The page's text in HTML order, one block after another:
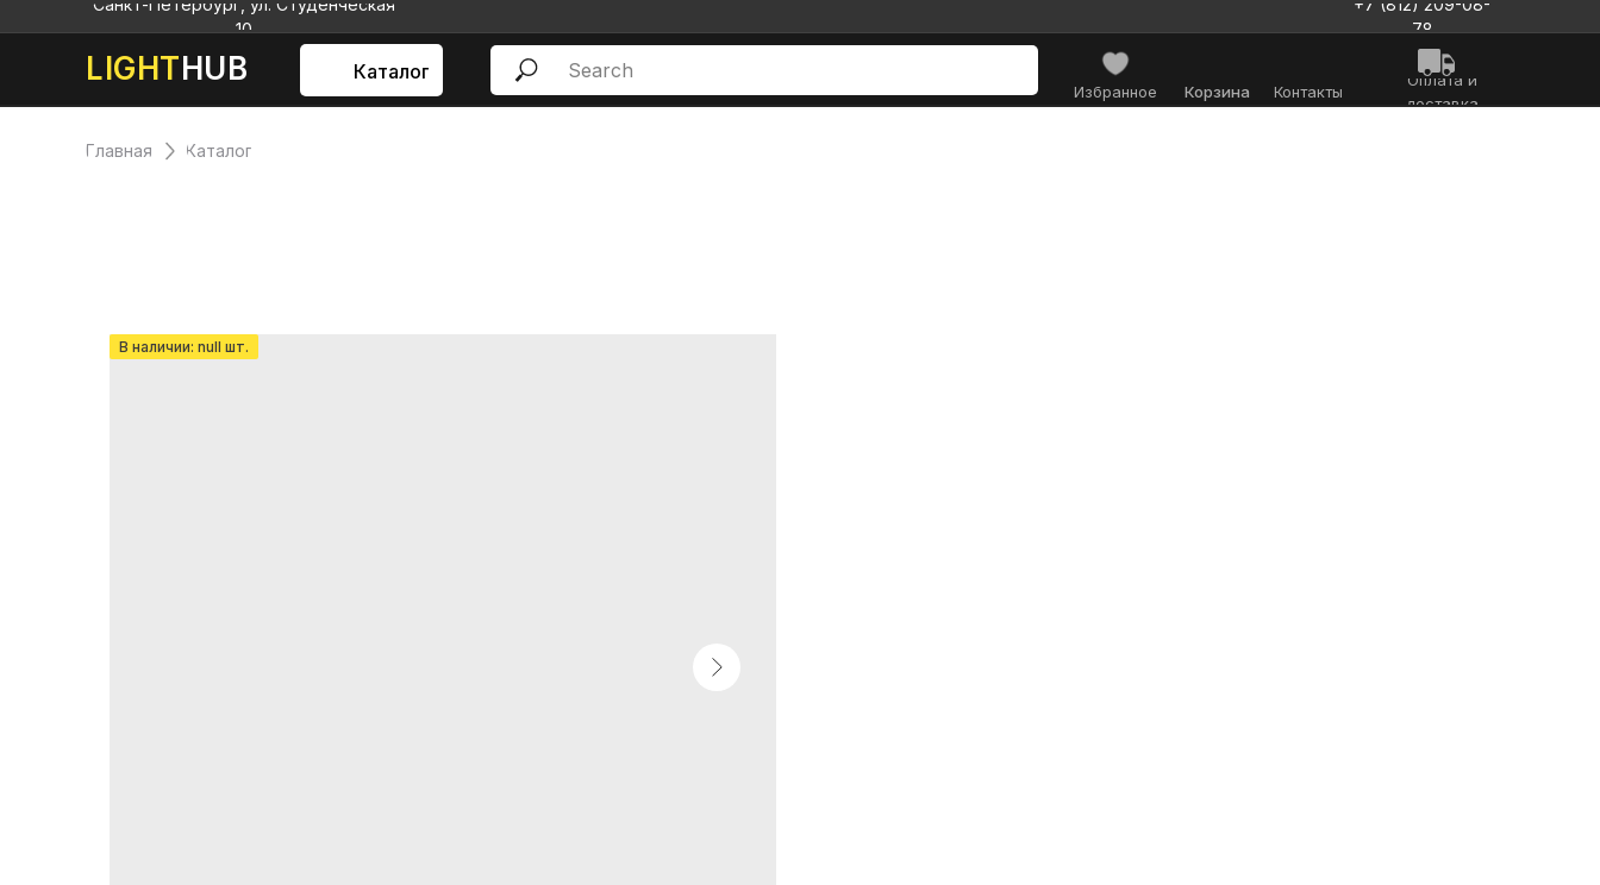
LIGHTHUB
+7 (812) 209-08-
78
Санкт-Петербург, ул. Студенческая
10
Оплата и
доставка
Контакты
Избранное
Каталог
Корзина
Каталог
Главная